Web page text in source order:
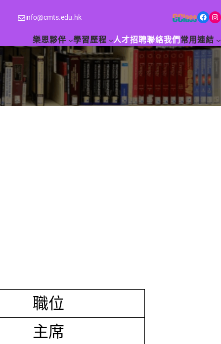
info@cmts.edu.hk Facebook Instagram
樂恩夥伴 學習歷程 人才招聘聯絡我們 常用連結
職位
主席